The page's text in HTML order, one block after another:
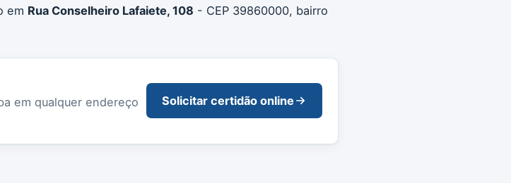
em Rua Conselheiro Lafaiete, 108 - CEP 39860000, bairro
em qualquer endereço
Solicitar certidão online